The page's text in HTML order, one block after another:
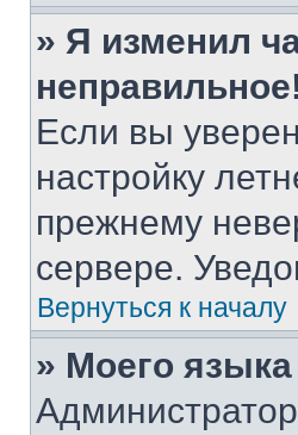
» Я изменил
неправильное!
Если вы
настройку
прежнему
сервере.
Вернуться к началу
» Моего